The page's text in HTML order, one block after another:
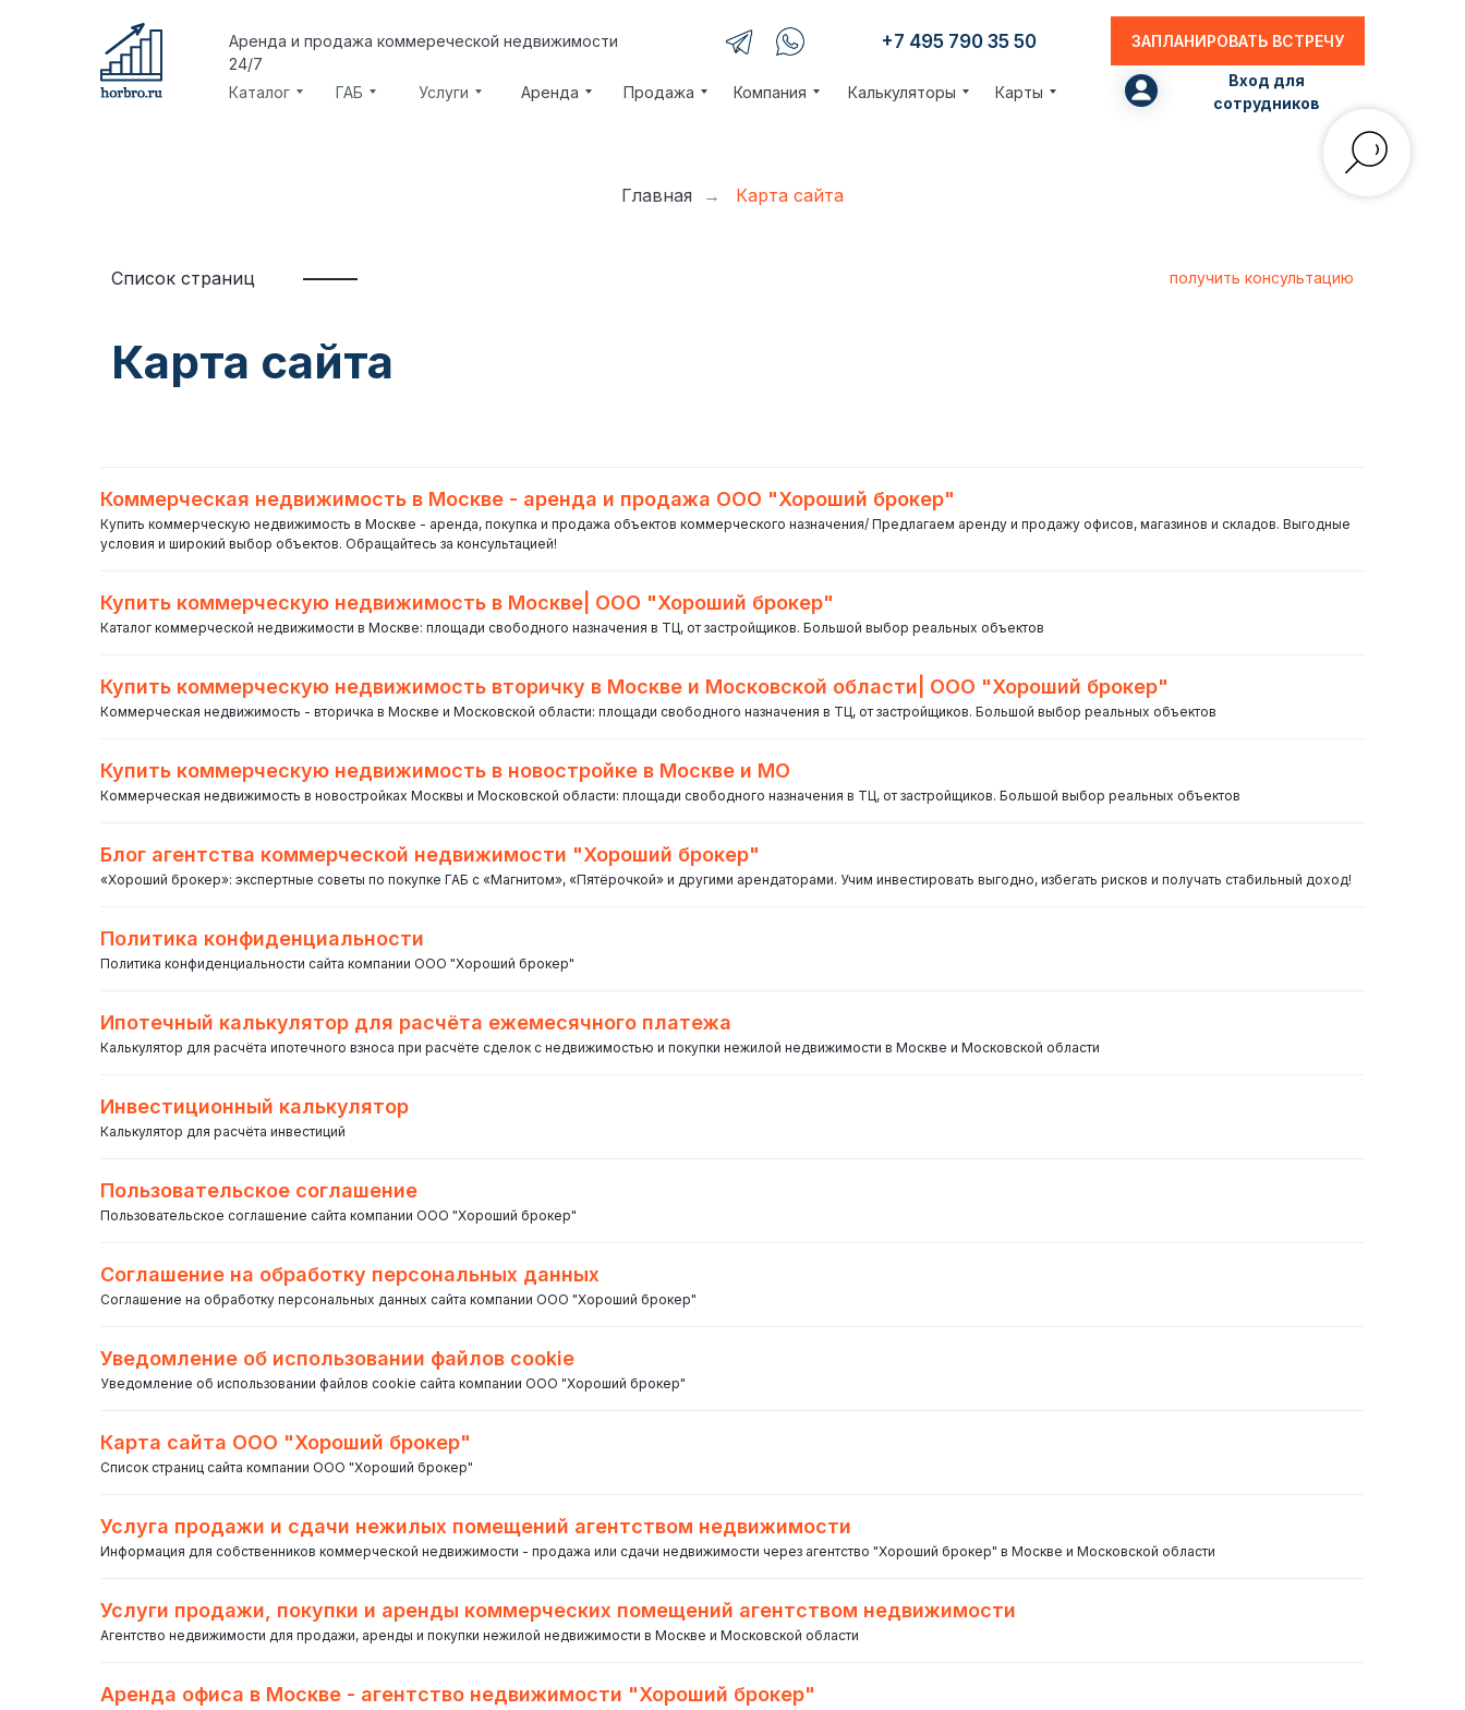
Аренда и продажа коммереческой недвижимости
24/7
+7 495 790 35 50 ЗАПЛАНИРОВАТЬ ВСТРЕЧУ
Каталог Аренда Продажа Компания Карты
Вход для
сотрудников
Услуги
ГАБ Калькуляторы
Главная → Карта сайта
Список страниц
Карта сайта
получить консультацию
Коммерческая недвижимость в Москве - аренда и продажа ООО "Хороший брокер"
Купить коммерческую недвижимость в Москве - аренда, покупка и продажа объектов коммерческого назначения/ Предлагаем аренду и продажу офисов, магазинов и складов. Выгодные
условия и широкий выбор объектов. Обращайтесь за консультацией!
Купить коммерческую недвижимость в Москве| ООО "Хороший брокер"
Каталог коммерческой недвижимости в Москве: площади свободного назначения в ТЦ, от застройщиков. Большой выбор реальных объектов
Купить коммерческую недвижимость вторичку в Москве и Московской области| ООО "Хороший брокер"
Коммерческая недвижимость - вторичка в Москве и Московской области: площади свободного назначения в ТЦ, от застройщиков. Большой выбор реальных объектов
Купить коммерческую недвижимость в новостройке в Москве и МО
Коммерческая недвижимость в новостройках Москвы и Московской области: площади свободного назначения в ТЦ, от застройщиков. Большой выбор реальных объектов
Блог агентства коммерческой недвижимости "Хороший брокер"
«Хороший брокер»: экспертные советы по покупке ГАБ с «Магнитом», «Пятёрочкой» и другими арендаторами. Учим инвестировать выгодно, избегать рисков и получать стабильный доход!
Политика конфиденциальности
Политика конфиденциальности сайта компании ООО "Хороший брокер"
Ипотечный калькулятор для расчёта ежемесячного платежа
Калькулятор для расчёта ипотечного взноса при расчёте сделок с недвижимостью и покупки нежилой недвижимости в Москве и Московской области
Инвестиционный калькулятор
Калькулятор для расчёта инвестиций
Пользовательское соглашение
Пользовательское соглашение сайта компании ООО "Хороший брокер"
Соглашение на обработку персональных данных
Соглашение на обработку персональных данных сайта компании ООО "Хороший брокер"
Уведомление об использовании файлов cookie
Уведомление об использовании файлов cookie сайта компании ООО "Хороший брокер"
Карта сайта ООО "Хороший брокер"
Список страниц сайта компании ООО "Хороший брокер"
Услуга продажи и сдачи нежилых помещений агентством недвижимости
Информация для собственников коммерческой недвижимости - продажа или сдачи недвижимости через агентство "Хороший брокер" в Москве и Московской области
Услуги продажи, покупки и аренды коммерческих помещений агентством недвижимости
Агентство недвижимости для продажи, аренды и покупки нежилой недвижимости в Москве и Московской области
Аренда офиса в Москве - агентство недвижимости "Хороший брокер"